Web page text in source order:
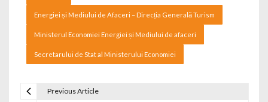
Energiei și Mediului de Afaceri – Direcția Generală Turism
Ministerul Economiei Energiei și Mediului de afaceri
Secretarului de Stat al Ministerului Economiei
Previous Article